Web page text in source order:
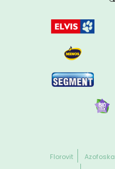
Florovit Azofoska